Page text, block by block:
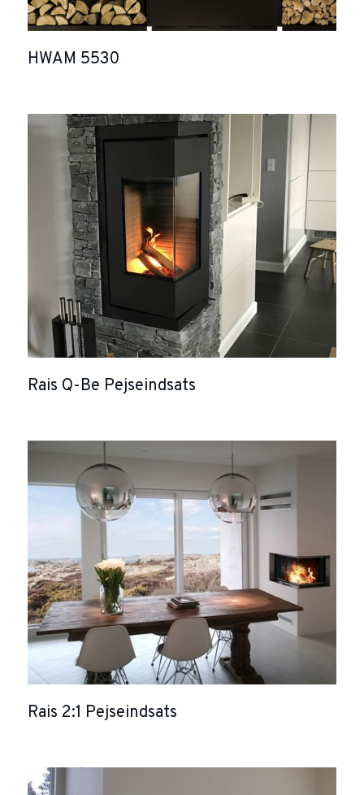
HWAM 5530
Rais Q-Be Pejseindsats
Rais 2:1 Pejseindsats